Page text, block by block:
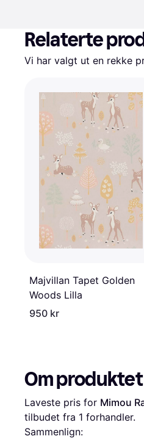
Relaterte
Vi har valgt ut en rekke
Majvillan Tapet Golden
Woods Lilla
950 kr
Om produktet
Laveste pris for Mimou
tilbudet fra 1 forhandler.
Sammenlign: